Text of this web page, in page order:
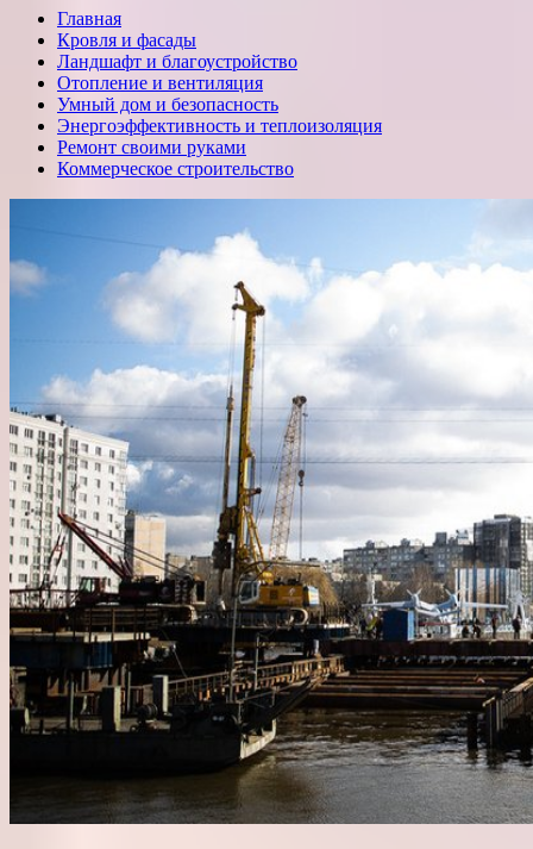
Главная
Кровля и фасады
Ландшафт и благоустройство
Отопление и вентиляция
Умный дом и безопасность
Энергоэффективность и теплоизоляция
Ремонт своими руками
Коммерческое строительство